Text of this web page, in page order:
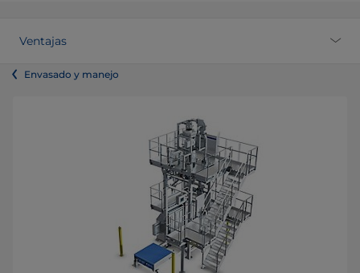
Ventajas
Envasado y manejo